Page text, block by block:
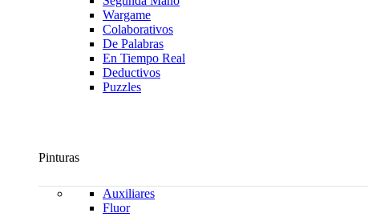
Wargame
Colaborativos
De Palabras
En Tiempo Real
Deductivos
Puzzles
Pinturas
Auxiliares
Fluor